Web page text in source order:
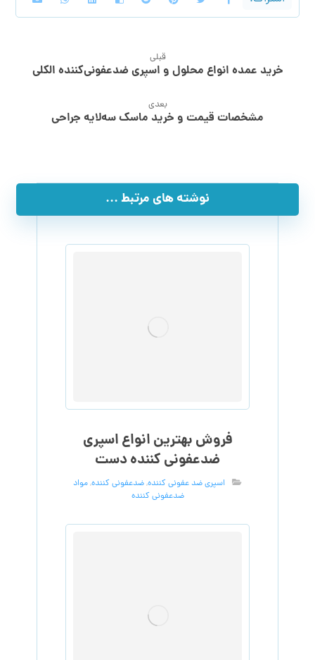
قبلی
خرید عمده انواع محلول و اسپری ضدعفونی‌کننده الکلی
بعدی
مشخصات قیمت و خرید ماسک سه‌لایه جراحی
نوشته های مرتبط ...
فروش بهترین انواع اسپری
ضدعفونی کننده دست
اسپری ضد عفونی کننده,ضدعفونی کننده,مواد
ضدعفونی کننده